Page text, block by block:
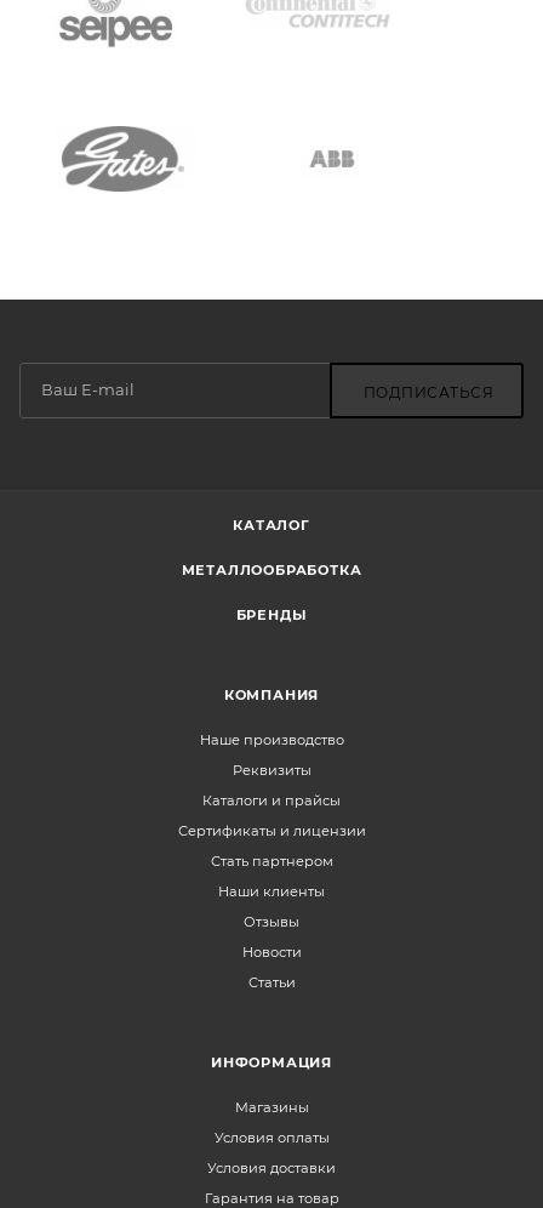
ПОДПИСАТЬСЯ
КАТАЛОГ
МЕТАЛЛООБРАБОТКА
БРЕНДЫ
КОМПАНИЯ
Наше производство
Реквизиты
Каталоги и прайсы
Сертификаты и лицензии
Стать партнером
Наши клиенты
Отзывы
Новости
Статьи
ИНФОРМАЦИЯ
Магазины
Условия оплаты
Условия доставки
Гарантия на товар